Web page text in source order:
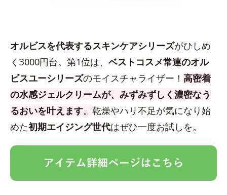
オルビスを代表するスキンケアシリーズがひしめ
く3000円台。第1位は、 ベストコスメ常連のオル
ビスユーシリーズのモイスチャライザー！ 高密着
の水感ジェルクリームが、みずみずしく濃密なう
るおいを叶えます。 乾燥やハリ不足が気になり始
めた初期エイジング世代はぜひ一度お試しを。